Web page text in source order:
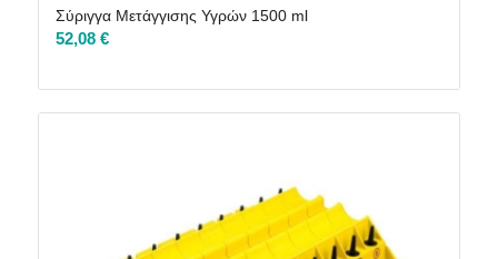
Σύριγγα Μετάγγισης Υγρών 1500 ml
52,08 €